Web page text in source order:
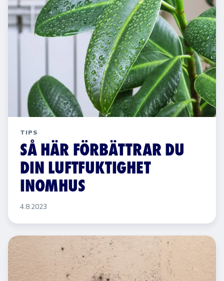
TIPS
SÅ HÄR FÖRBÄTTRAR DU
DIN LUFTFUKTIGHET
INOMHUS
4.8.2023